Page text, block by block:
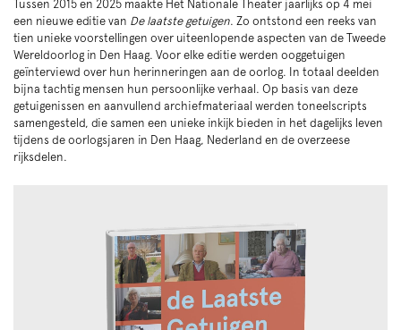
Tussen 2015 en 2025 maakte Het Nationale Theater jaarlijks op 4 mei
een nieuwe editie van De laatste getuigen. Zo ontstond een reeks van
tien unieke voorstellingen over uiteenlopende aspecten van de Tweede
Wereldoorlog in Den Haag. Voor elke editie werden ooggetuigen
geïnterviewd over hun herinneringen aan de oorlog. In totaal deelden
bijna tachtig mensen hun persoonlijke verhaal. Op basis van deze
getuigenissen en aanvullend archiefmateriaal werden toneelscripts
samengesteld, die samen een unieke inkijk bieden in het dagelijks leven
tijdens de oorlogsjaren in Den Haag, Nederland en de overzeese
rijksdelen.